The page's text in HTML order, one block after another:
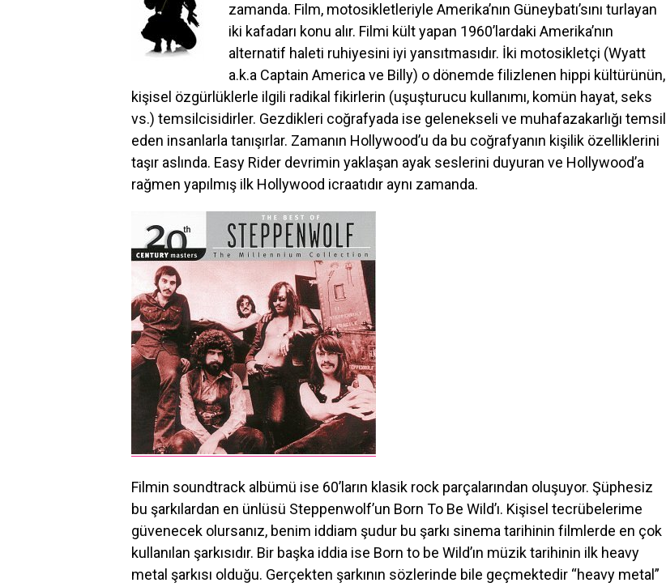
zamanda. Film, motosikletleriyle Amerika’nın Güneybatı’sını turlayan
iki kafadarı konu alır. Filmi kült yapan 1960’lardaki Amerika’nın
alternatif haleti ruhiyesini iyi yansıtmasıdır. İki motosikletçi (Wyatt
a.k.a Captain America ve Billy) o dönemde filizlenen hippi kültürünün,
kişisel özgürlüklerle ilgili radikal fikirlerin (uşuşturucu kullanımı, komün hayat, seks
vs.) temsilcisidirler. Gezdikleri coğrafyada ise gelenekseli ve muhafazakarlığı temsil
eden insanlarla tanışırlar. Zamanın Hollywood’u da bu coğrafyanın kişilik özelliklerini
taşır aslında. Easy Rider devrimin yaklaşan ayak seslerini duyuran ve Hollywood’a
rağmen yapılmış ilk Hollywood icraatıdır aynı zamanda.
Filmin soundtrack albümü ise 60’ların klasik rock parçalarından oluşuyor. Şüphesiz
bu şarkılardan en ünlüsü Steppenwolf’un Born To Be Wild’ı. Kişisel tecrübelerime
güvenecek olursanız, benim iddiam şudur bu şarkı sinema tarihinin filmlerde en çok
kullanılan şarkısıdır. Bir başka iddia ise Born to be Wild’ın müzik tarihinin ilk heavy
metal şarkısı olduğu. Gerçekten şarkının sözlerinde bile geçmektedir “heavy metal”